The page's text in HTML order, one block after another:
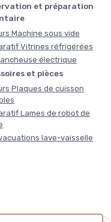
et préparation
Machine sous vide
Vitrines réfrigérées
électrique
et pièces
Plaques de cuisson
Lames de robot de
lave-vaisselle